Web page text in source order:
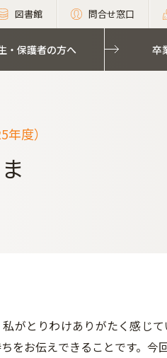
図書館 問合せ窓口
・保護者の方へ 卒
度）
がとりわけありがたく感じ
をお伝えできることです。